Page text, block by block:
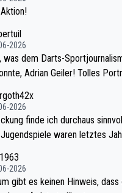
2026
was dem Darts-
Adrian Geiler! Tolles
2026
finde ich durchaus
als Nummer 1 der Welt eh qualifi
ändert die automatische
2026